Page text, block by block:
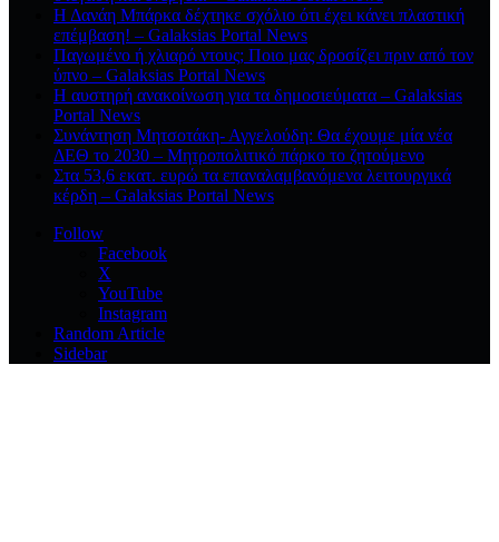
Η Δανάη Μπάρκα δέχτηκε σχόλιο ότι έχει κάνει πλαστική
επέμβαση! – Galaksias Portal News
Παγωμένο ή χλιαρό ντους; Ποιο μας δροσίζει πριν από τον
ύπνο – Galaksias Portal News
Η αυστηρή ανακοίνωση για τα δημοσιεύματα – Galaksias
Portal News
Συνάντηση Μητσοτάκη- Αγγελούδη: Θα έχουμε μία νέα
ΔΕΘ το 2030 – Μητροπολιτικό πάρκο το ζητούμενο
Στα 53,6 εκατ. ευρώ τα επαναλαμβανόμενα λειτουργικά
κέρδη – Galaksias Portal News
Follow
Facebook
X
YouTube
Instagram
Random Article
Sidebar